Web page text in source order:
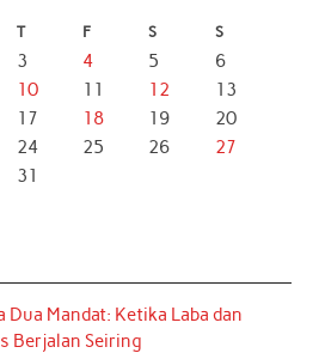
T F S S
3 4 5
6
10 11 12
13
17 18 19
20
24 25 26
27
31
Dua Mandat: Ketika Laba dan
Berjalan Seiring